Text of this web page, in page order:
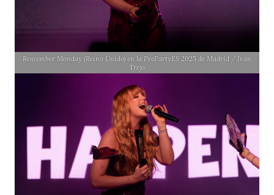
Remember Monday (Reino Unido) en la PrePartyES 2025 de Madrid / Iván
Trejo